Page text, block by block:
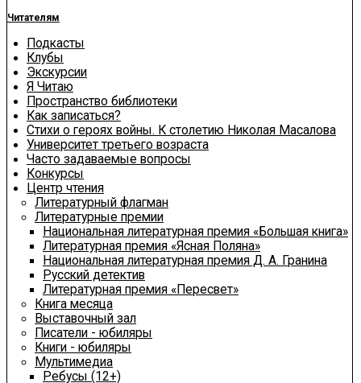
Читателям
Подкасты
Клубы
Экскурсии
Я Читаю
Пространство библиотеки
Как записаться?
Стихи о героях войны. К столетию Николая Масалова
Университет третьего возраста
Часто задаваемые вопросы
Конкурсы
Центр чтения
Литературный флагман
Литературные премии
Национальная литературная премия «Большая книга»
Литературная премия «Ясная Поляна»
Национальная литературная премия Д. А. Гранина
Русский детектив
Литературная премия «Пересвет»
Книга месяца
Выставочный зал
Писатели - юбиляры
Книги - юбиляры
Мультимедиа
Ребусы (12+)